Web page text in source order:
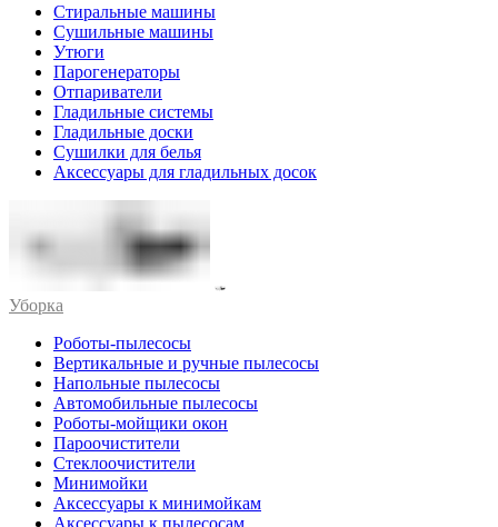
Стиральные машины
Сушильные машины
Утюги
Парогенераторы
Отпариватели
Гладильные системы
Гладильные доски
Сушилки для белья
Аксессуары для гладильных досок
Уборка
Роботы-пылесосы
Вертикальные и ручные пылесосы
Напольные пылесосы
Автомобильные пылесосы
Роботы-мойщики окон
Пароочистители
Стеклоочистители
Минимойки
Аксессуары к минимойкам
Аксессуары к пылесосам